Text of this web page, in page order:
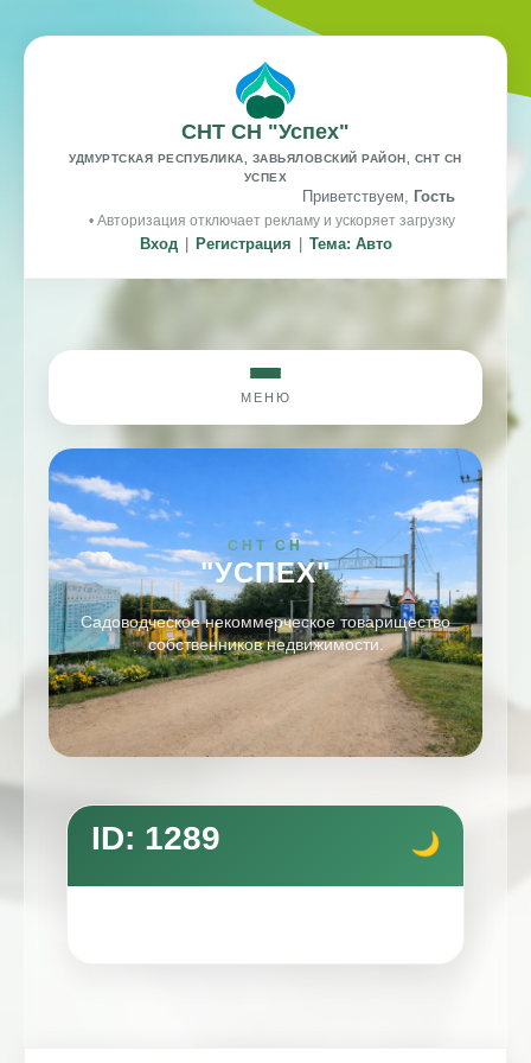
СНТ СН "Успех"
УДМУРТСКАЯ РЕСПУБЛИКА, ЗАВЬЯЛОВСКИЙ РАЙОН, СНТ СН
УСПЕХ
Приветствуем, Гость
• Авторизация отключает рекламу и ускоряет загрузку
Вход Регистрация Тема: Авто
МЕНЮ
СНТ СН
"УСПЕХ"
Садоводческое некоммерческое товарищество
собственников недвижимости.
ID: 1289